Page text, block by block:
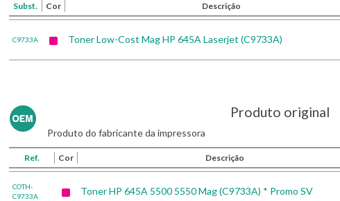
Subst. Cor Descrição
C9733A Toner Low-Cost Mag HP 645A Laserjet (C9733A)
Produto original
Produto do fabricante da impressora
Ref. Cor Descrição
COTH-
C9733A
Toner HP 645A 5500 5550 Mag (C9733A) * Promo SV